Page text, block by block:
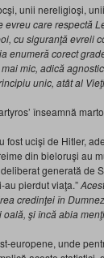
unii nereligioşi,
evreu care respectă
cu siguranţă evreii
enumeră corect
mic, adică
unic, atât al
înseamnă
fost ucişi de Hitler,
din bieloruşi au
generată de
pierdut viaţa.”
credinţei în
oală, şi încă abia
europene, unde